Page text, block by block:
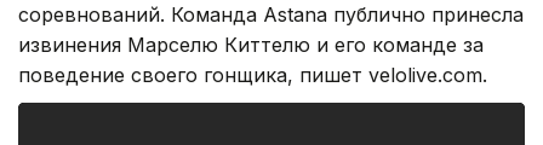
соревнований. Команда Astana публично принесла
извинения Марселю Киттелю и его команде за
поведение своего гонщика, пишет velolive.com.